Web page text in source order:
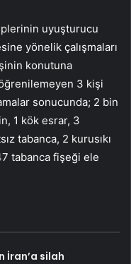
uyuşturucu
yönelik çalışmaları
konutuna
3 kişi
sonucunda; 2 bin
1 kök esrar, 3
tabanca, 2 kurusıkı
tabanca fişeği ele
İran’a silah